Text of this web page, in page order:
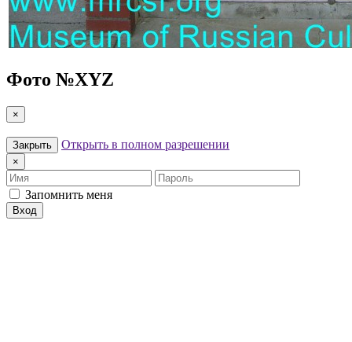
Фото №XYZ
×
Закрыть Открыть в полном разрешении
×
Имя
Пароль
Запомнить меня
Вход